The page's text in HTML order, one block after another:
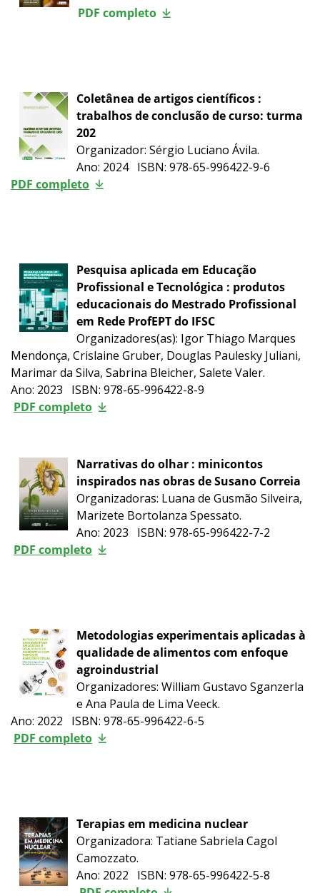
PDF completo
Coletânea de artigos científicos :
trabalhos de conclusão de curso: turma
202
Organizador: Sérgio Luciano Ávila.
Ano: 2024 ISBN: 978-65-996422-9-6
PDF completo
Pesquisa aplicada em Educação
Profissional e Tecnológica : produtos
educacionais do Mestrado Profissional
em Rede ProfEPT do IFSC
Organizadores(as): Igor Thiago Marques
Mendonça, Crislaine Gruber, Douglas Paulesky Juliani,
Marimar da Silva, Sabrina Bleicher, Salete Valer.
Ano: 2023 ISBN: 978-65-996422-8-9
PDF completo
Narrativas do olhar : minicontos
inspirados nas obras de Susano Correia
Organizadoras: Luana de Gusmão Silveira,
Marizete Bortolanza Spessato.
Ano: 2023 ISBN: 978-65-996422-7-2
PDF completo
Metodologias experimentais aplicadas à
qualidade de alimentos com enfoque
agroindustrial
Organizadores: William Gustavo Sganzerla
e Ana Paula de Lima Veeck.
Ano: 2022 ISBN: 978-65-996422-6-5
PDF completo
Terapias em medicina nuclear
Organizadora: Tatiane Sabriela Cagol
Camozzato.
Ano: 2022 ISBN: 978-65-996422-5-8